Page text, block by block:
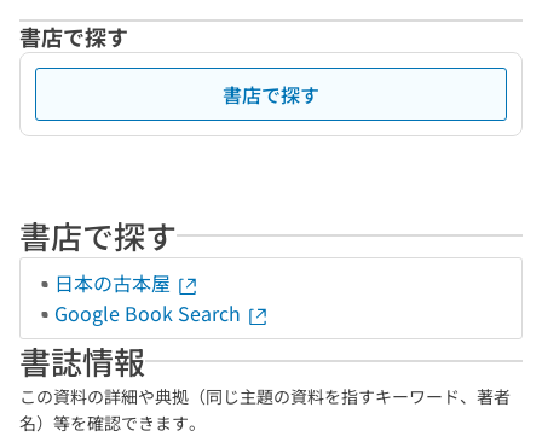
書店で探す
書店で探す
書店で探す
日本の古本屋
Google Book Search
書誌情報
この資料の詳細や典拠（同じ主題の資料を指すキーワード、著者
名）等を確認できます。